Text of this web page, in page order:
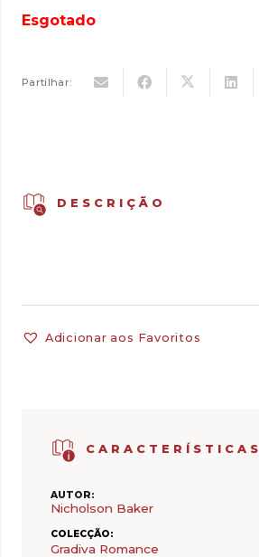
original
Esgotado
Partilhar:
CARACTERÍSTICAS
AUTOR:
Nicholson Baker
COLECÇÃO:
Gradiva Romance
DESCRIÇÃO
Adicionar aos Favoritos